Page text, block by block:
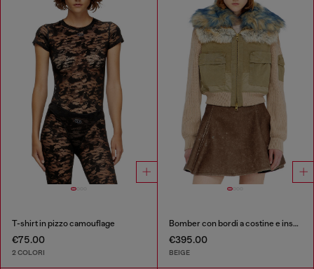
T-shirt in pizzo camouflage
€75.00
2 COLORI
Bomber con bordi a costine e inserti effetto peluche
€395.00
BEIGE